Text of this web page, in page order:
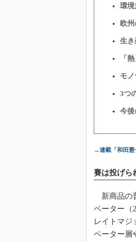
環
欧
生き
「
モ
3つ
今後
→連載「和田憲
賽は投げら
新商品の
ベーター（
レイトマジ
ベーター層